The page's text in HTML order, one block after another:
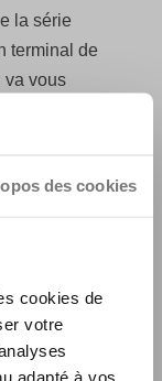
des cookies
cookies de
votre
adapté à vos
la série
terminal de
va vous